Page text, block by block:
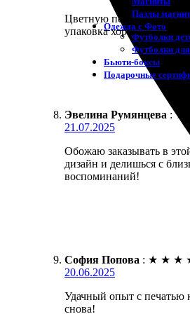
Пазлы
Одежда с Фото
Футболки
Футболки
Бьюти-боксы
Подарочные
Цветную печать
упаковка хорошая.
Эвелина Румянцева : ★
21.07.2025
Обожаю заказывать в
дизайн и делишься с
воспоминаний!
София Попова : ★ ★ ★
20.06.2025
Удачный опыт с печатью
снова!